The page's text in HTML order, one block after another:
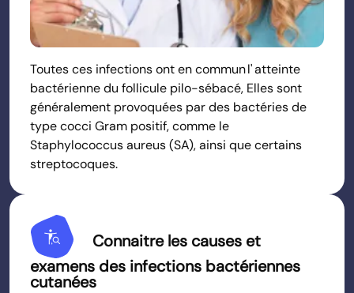
Toutes ces infections ont en commun l' atteinte
bactérienne du follicule pilo-sébacé, Elles sont
généralement provoquées par des bactéries de
type cocci Gram positif, comme le
Staphylococcus aureus (SA), ainsi que certains
streptocoques.
Conditions
Connaitre les causes et
examens des infections bactériennes
cutanées